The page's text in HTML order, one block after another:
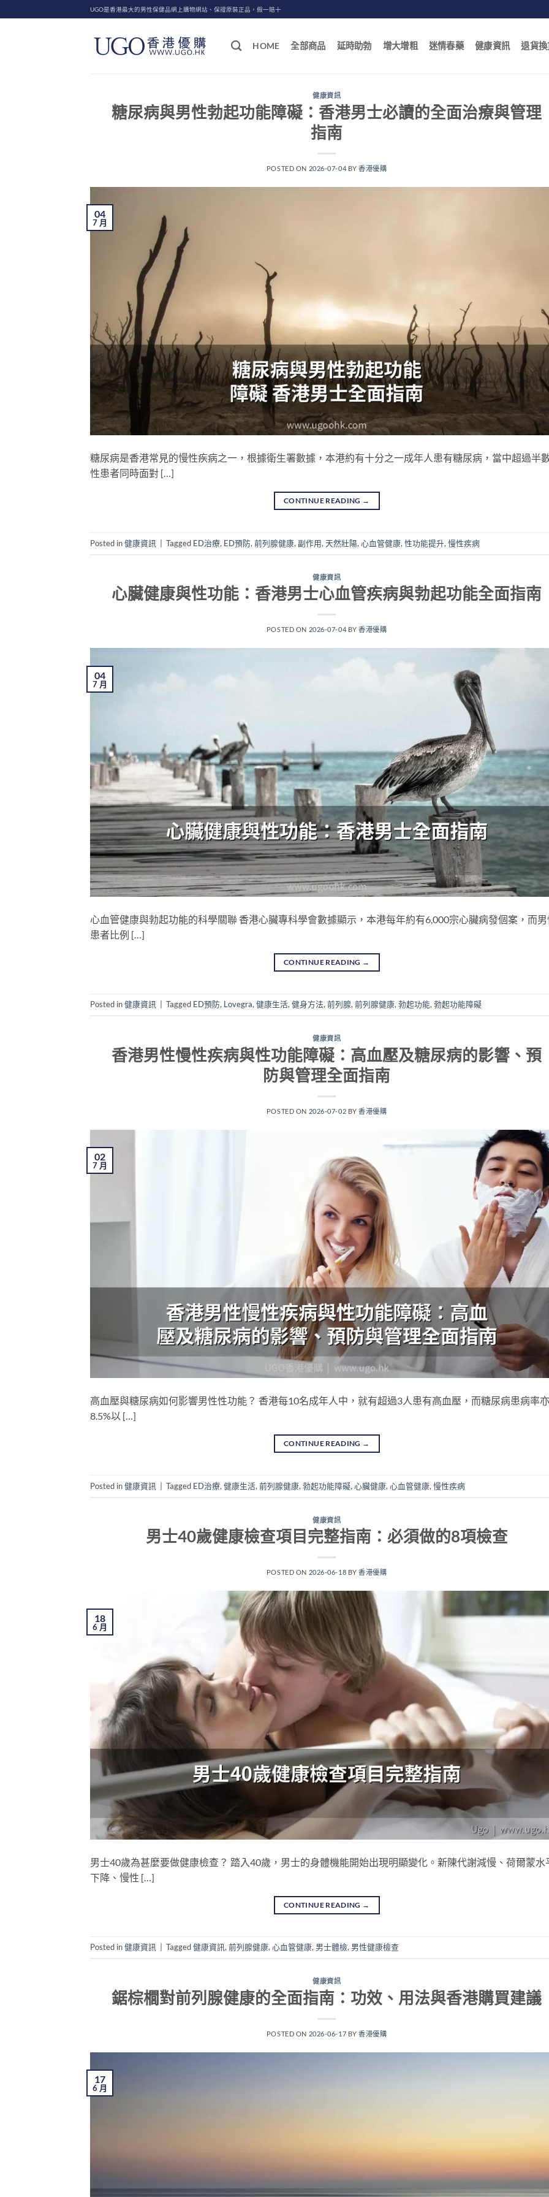
to
UGO是香港最大的男性保健品網上購物網站、保證原裝正品，假一賠十
HOME 全部商品 延時助勃 增大增粗 迷情春藥 健康資訊 退貨換
健康資訊
糖尿病與男性勃起功能障礙：香港男士必讀的全面治療與管理
指南
POSTED ON 2026-07-04 BY香港優購
04
7 月
糖尿病是香港常見的慢性疾病之一，根據衛生署數據，本港約有十分之一成年人患有糖尿病，當中超過半
性患者同時面對 […]
CONTINUE READING →
Posted in健康資訊 Tagged ED治療, ED預防, 前列腺健康, 副作用, 天然壯陽, 心血管健康, 性功能提升, 慢性疾病
健康資訊
心臟健康與性功能：香港男士心血管疾病與勃起功能全面指南
POSTED ON 2026-07-04 BY香港優購
04
7 月
心血管健康與勃起功能的科學關聯 香港心臟專科學會數據顯示，本港每年約有6,000宗心臟病發個案，而
患者比例 […]
CONTINUE READING →
Posted in健康資訊 Tagged ED預防, Lovegra,健康生活,健身方法,前列腺,前列腺健康,勃起功能,勃起功能障礙
健康資訊
香港男性慢性疾病與性功能障礙：高血壓及糖尿病的影響、預
防與管理全面指南
POSTED ON 2026-07-02 BY香港優購
02
7 月
高血壓與糖尿病如何影響男性性功能？ 香港每10名成年人中，就有超過3人患有高血壓，而糖尿病患病率
8.5%以 […]
CONTINUE READING →
Posted in健康資訊 Tagged ED治療, 健康生活, 前列腺健康, 勃起功能障礙, 心臟健康, 心血管健康, 慢性疾病
健康資訊
男士40歲健康檢查項目完整指南：必須做的8項檢查
POSTED ON 2026-06-18 BY香港優購
18
6 月
男士40歲為甚麼要做健康檢查？ 踏入40歲，男士的身體機能開始出現明顯變化。新陳代謝減慢、荷爾蒙水
下降、慢性 […]
CONTINUE READING →
Posted in健康資訊 Tagged健康資訊,前列腺健康,心血管健康, 男士體檢, 男性健康檢查
健康資訊
鋸棕櫚對前列腺健康的全面指南：功效、用法與香港購買建議
POSTED ON 2026-06-17 BY香港優購
17
6 月